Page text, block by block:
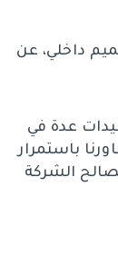
داخلي، عن
عدة في
باستمرار
الشركة